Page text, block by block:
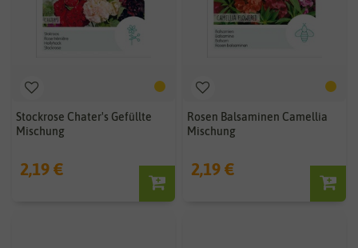
Stockrose Chater's Gefüllte
Mischung
2,19 €
Rosen Balsaminen Camellia
Mischung
2,19 €